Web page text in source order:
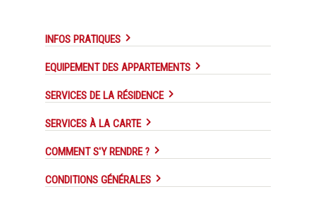
INFOS PRATIQUES
EQUIPEMENT DES APPARTEMENTS
SERVICES DE LA RÉSIDENCE
SERVICES À LA CARTE
COMMENT S'Y RENDRE ?
CONDITIONS GÉNÉRALES